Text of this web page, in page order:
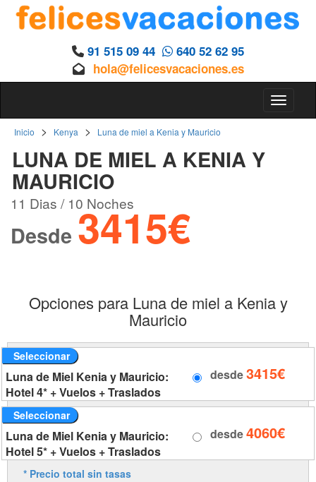
91 515 09 44
640 52 62 95
hola@felicesvacaciones.es
Inicio > Kenya > Luna de miel a Kenia y Mauricio
LUNA DE MIEL A KENIA Y
MAURICIO
11 Dias / 10 Noches
Desde 3415€
Opciones para Luna de miel a Kenia y
Mauricio
Seleccionar
Luna de Miel Kenia y Mauricio:
Hotel 4* + Vuelos + Traslados
desde3415€
Seleccionar
Luna de Miel Kenia y Mauricio:
Hotel 5* + Vuelos + Traslados
desde4060€
* Precio total sin tasas